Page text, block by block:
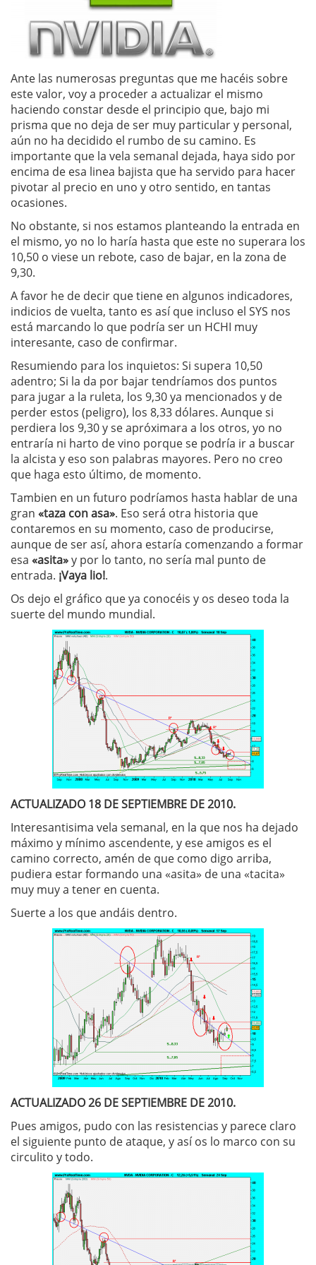
Ante las numerosas preguntas que me hacéis sobre
este valor, voy a proceder a actualizar el mismo
haciendo constar desde el principio que, bajo mi
prisma que no deja de ser muy particular y personal,
aún no ha decidido el rumbo de su camino. Es
importante que la vela semanal dejada, haya sido por
encima de esa linea bajista que ha servido para hacer
pivotar al precio en uno y otro sentido, en tantas
ocasiones.
No obstante, si nos estamos planteando la entrada en
el mismo, yo no lo haría hasta que este no superara los
10,50 o viese un rebote, caso de bajar, en la zona de
9,30.
A favor he de decir que tiene en algunos indicadores,
indicios de vuelta, tanto es así que incluso el SYS nos
está marcando lo que podría ser un HCHI muy
interesante, caso de confirmar.
Resumiendo para los inquietos: Si supera 10,50
adentro; Si la da por bajar tendríamos dos puntos
para jugar a la ruleta, los 9,30 ya mencionados y de
perder estos (peligro), los 8,33 dólares. Aunque si
perdiera los 9,30 y se apróximara a los otros, yo no
entraría ni harto de vino porque se podría ir a buscar
la alcista y eso son palabras mayores. Pero no creo
que haga esto último, de momento.
Tambien en un futuro podríamos hasta hablar de una
gran «taza con asa». Eso será otra historia que
contaremos en su momento, caso de producirse,
aunque de ser así, ahora estaría comenzando a formar
esa «asita»y por lo tanto, no sería mal punto de
entrada. ¡Vaya lio!.
Os dejo el gráfico que ya conocéis y os deseo toda la
suerte del mundo mundial.
ACTUALIZADO 18 DE SEPTIEMBRE DE 2010.
Interesantisima vela semanal, en la que nos ha dejado
máximo y mínimo ascendente, y ese amigos es el
camino correcto, amén de que como digo arriba,
pudiera estar formando una «asita» de una «tacita»
muy muy a tener en cuenta.
Suerte a los que andáis dentro.
ACTUALIZADO 26 DE SEPTIEMBRE DE 2010.
Pues amigos, pudo con las resistencias y parece claro
el siguiente punto de ataque, y así os lo marco con su
circulito y todo.